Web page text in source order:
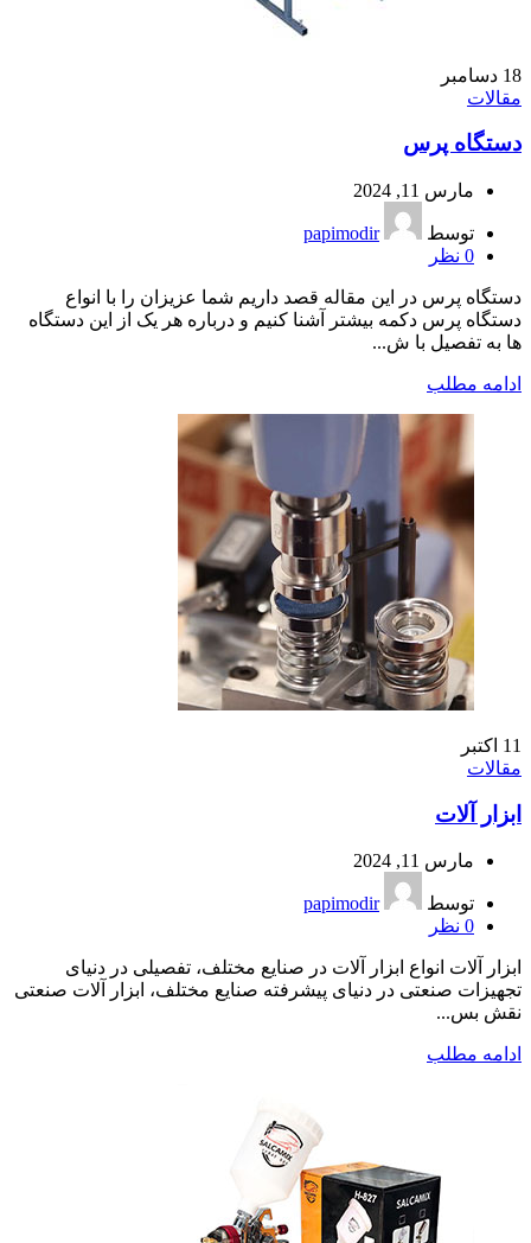
18 دسامبر
مقالات
دستگاه پرس
مارس 11, 2024
توسط
papimodir
0 نظر
دستگاه پرس در این مقاله قصد داریم شما عزیزان را با انواع
دستگاه پرس دکمه بیشتر آشنا کنیم و درباره هر یک از این دستگاه
ها به تفصیل با ش...
ادامه مطلب
11 اکتبر
مقالات
ابزار آلات
مارس 11, 2024
توسط
papimodir
0 نظر
ابزار آلات انواع ابزار آلات در صنایع مختلف، تفصیلی در دنیای
تجهیزات صنعتی در دنیای پیشرفته صنایع مختلف، ابزار آلات صنعتی
نقش بس...
ادامه مطلب